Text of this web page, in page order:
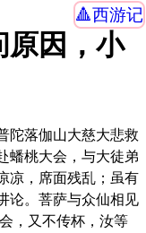
西游记
原因，小
陀落伽山大慈大悲救
蟠桃大会，与大徒弟
凉，席面残乱；虽有
论。菩萨与众仙相见
，又不传杯，汝等